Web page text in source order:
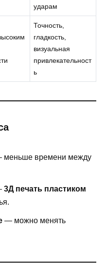
ударам
Точность,
гладкость,
визуальная
привлекательност
ь
времени между
3Д печать пластиком
— можно менять